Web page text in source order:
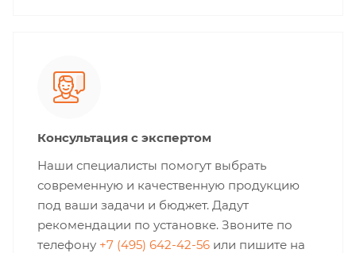
Консультация с экспертом
Наши специалисты помогут выбрать
современную и качественную продукцию
под ваши задачи и бюджет. Дадут
рекомендации по установке. Звоните по
телефону +7 (495) 642-42-56 или пишите на